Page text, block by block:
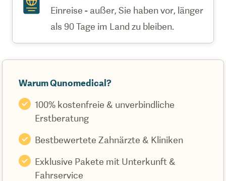
Einreise - außer, Sie haben vor, länger
als 90 Tage im Land zu bleiben.
Warum Qunomedical?
100% kostenfreie & unverbindliche
Erstberatung
Bestbewertete Zahnärzte & Kliniken
Exklusive Pakete mit Unterkunft &
Fahrservice